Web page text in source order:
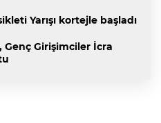
Yarışı kortejle başladı
Girişimciler İcra